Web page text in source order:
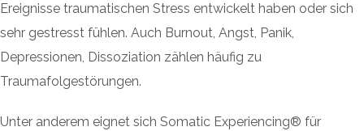
Ereignisse traumatischen Stress entwickelt haben oder sich
sehr gestresst fühlen. Auch Burnout, Angst, Panik,
Depressionen, Dissoziation zählen häufig zu
Traumafolgestörungen.
Unter anderem eignet sich Somatic Experiencing® für